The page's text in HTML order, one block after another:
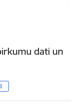
dati un